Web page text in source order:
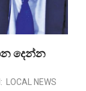
දෙන්න
LOCAL NEWS